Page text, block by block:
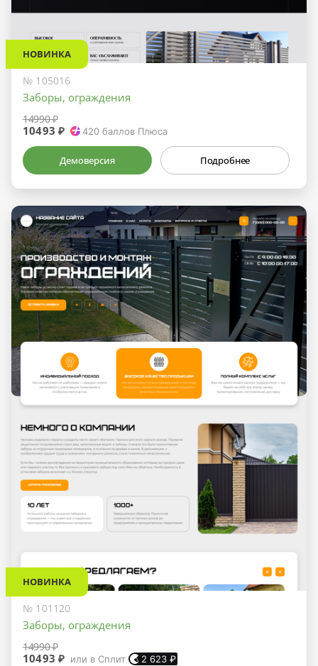
НОВИНКА
№ 105016
Заборы, ограждения
14990 ₽
10493 ₽ 420 баллов Плюса
Демоверсия Подробнее
НОВИНКА
№ 101120
Заборы, ограждения
14990 ₽
10493 ₽ или в Сплит 2 623 ₽